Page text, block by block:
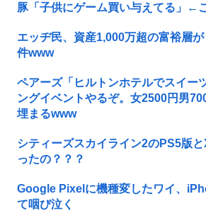
豚「子供にゲーム買い与えてる」←
エッヂ民、資産1,000万超の富裕層
件www
ペアーズ「ヒルトンホテルでスイー
ングイベントやるぞ。女2500円男
埋まるwww
シティーズスカイライン2のPS5版
ったの？？？
Google Pixelに機種変したワイ、
て咽び泣く